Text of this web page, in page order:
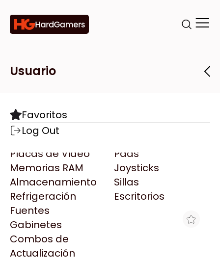
Categorías
Componentes
Motherboards
Microprocesadores
Placas de Video
Memorias RAM
Almacenamiento
Refrigeración
Fuentes
Gabinetes
Combos de
Actualización
Pads
Joysticks
Sillas
Escritorios
Marcas
Todas las Marcas
AMD
AULA
Acer
Adata
AeroCool
Antec
Arkham
Asrock
Tiendas
Destacadas
Usuario
Favoritos
Log Out
MOTHERBOARD ASUS PRIME B550M-K
AM4 DDR4